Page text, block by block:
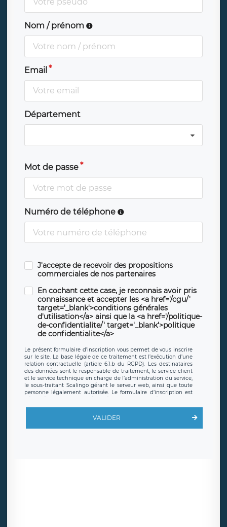
Nom / prénom
Email
Département
Mot de passe
Numéro de téléphone
J'accepte de recevoir des propositions
commerciales de nos partenaires
En cochant cette case, je reconnais avoir pris
connaissance et accepter les <a href='/cgu/'
target='_blank'>conditions générales
d'utilisation</a> ainsi que la <a href='/politique-
de-confidentialite/' target='_blank'>politique
de confidentialite</a>
Le présent formulaire d’inscription vous permet de vous inscrire
sur le site. La base légale de ce traitement est l’exécution d’une
relation contractuelle (article 6.1.b du RGPD). Les destinataires
des données sont le responsable de traitement, le service client
et le service technique en charge de l’administration du service,
le sous-traitant Scalingo gérant le serveur web, ainsi que toute
personne légalement autorisée. Le formulaire d’inscription est
offrant desclauses de protection conformes au RGPD. Les
en sollicite la suppression, étant entendu que vous pouvez
demander la suppression de vos données et retirer votre
VALIDER